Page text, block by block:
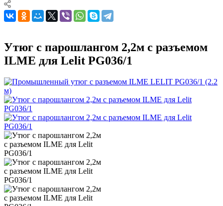
Утюг с парошлангом 2,2м с разъемом
ILME для Lelit PG036/1